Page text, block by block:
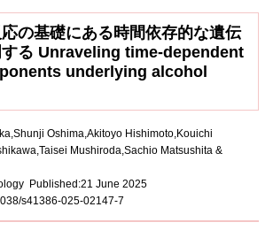
の基礎にある時間依存的な遺伝
する Unraveling time-dependent
underlying alcohol
Oshima,Akitoyo Hishimoto,Kouichi
Mushiroda,Sachio Matsushita &
Published:21 June 2025
s41386-025-02147-7